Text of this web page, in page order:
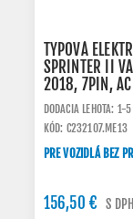
TYPOVÁ
SPRINTER II
2018, 7PIN, AC
DODACIA LEHOTA: 1-5
KÓD: C232107.ME13
PRE VOZIDLÁ BEZ
156,50 € S DPH